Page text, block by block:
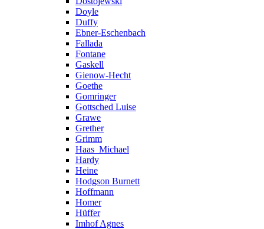
Doyle
Duffy
Ebner-Eschenbach
Fallada
Fontane
Gaskell
Gienow-Hecht
Goethe
Gomringer
Gottsched Luise
Grawe
Grether
Grimm
Haas_Michael
Hardy
Heine
Hodgson Burnett
Hoffmann
Homer
Hüffer
Imhof Agnes